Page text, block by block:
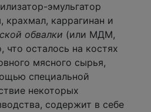
эмульгатор
каррагинан и
обвалки (или МДМ,
что осталось на костях
мясного сырья,
специальной
некоторых
содержит в себе